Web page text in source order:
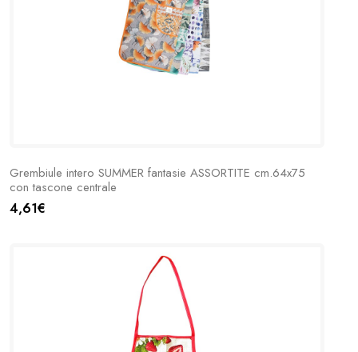
Grembiule intero SUMMER fantasie ASSORTITE cm.64x75
con tascone centrale
4,61€